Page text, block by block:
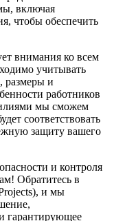
включая
чтобы обеспечить
внимания ко всем
учитывать
размеры и
работников
мы сможем
соответствовать
защиту вашего
и контроля
Обратитесь в
и мы
гарантирующее